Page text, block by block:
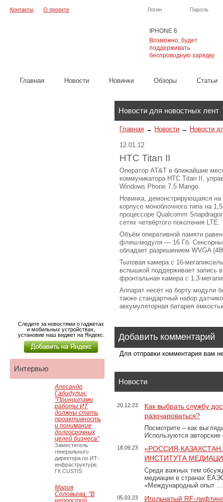
IPHONE 6
Возможно, будет
поддерживать
беспроводную зарядку
Логин Пароль
Контакты О проекте
Главная Новости Новинки Обзоры Cтатьи
Новости для новостных лент
Главная → Новости → Новости
12.01.12
HTC Titan II
Оператор AT&T в ближайшие
коммуникатора HTC Titan II,
Windows Phone 7.5 Mango.
Новинка, демонстрирующаяся
корпусе моноблочного типа на
процессоре Qualcomm
сетях четвёртого поколения LTE.
Объём оперативной памяти
флеш-модуля — 16 Гб.
обладает разрешением WVGA
Тыловая камера с 16-
вспышкой поддерживает запись
фронтальная камера с 1,3-
Аппарат несёт на борту модули
также стандартный набор
аккумуляторная батарея
Добавить комментарий
Для отправки комментария вам
Новости
20.12.23
Как выбрать службу
разочароваться?
Посмотрите – как
Используются
18.09.23
«РОССИЯ-
ИНСТИТУТА
Среди важных тем
медиации в странах
«Международный опыт …
05.03.23 Игольчатый RF-
Следите за новостями о гаджетах
и мобильных устройствах,
установив наш виджет на Яндекс.
Интервью
Алесандр
Габидулин:
"Принципами
работы ИТ
должны стать
проактивность
и понимание
долгосрочных
целей бизнеса"
Заместитель
генерального
директора по ИТ-
инфраструктуре,
ГК CUSTIS
Мария
Соловьева: "В
непростой